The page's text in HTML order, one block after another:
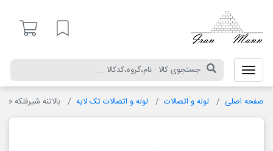
لیست مورد علاقه
صفحه اصلی لوله و اتصالات لوله و اتصالات تک لایه بالاتنه شیرفلکه